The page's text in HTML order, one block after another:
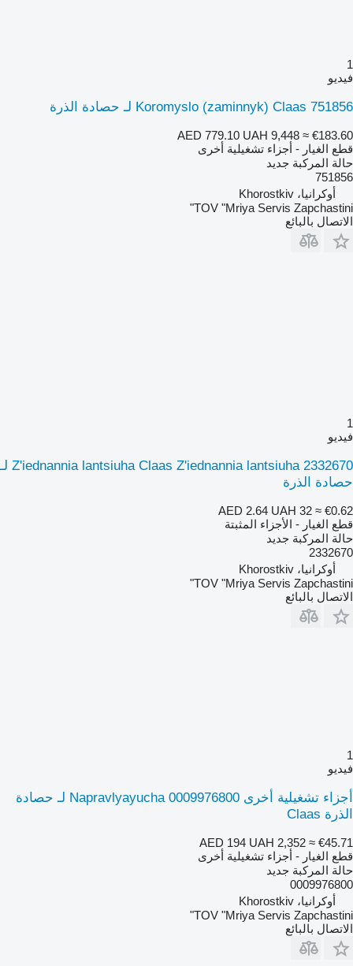
1
فيديو
Koromyslo (zaminnyk) Claas 751856 لـ حصادة الذرة
AED 779.10 UAH 9,448 ≈ €183.60
قطع الغيار - أجزاء تشغيلية أخرى
حالة المركبة جديد
751856
أوكرانيا، Khorostkiv
TOV "Mriya Servis Zapchastini"
الاتصال بالبائع
1
فيديو
Z'iednannia lantsiuha Claas Z'iednannia lantsiuha 2332670 لـ
حصادة الذرة
AED 2.64 UAH 32 ≈ €0.62
قطع الغيار - الأجزاء المثبتة
حالة المركبة جديد
2332670
أوكرانيا، Khorostkiv
TOV "Mriya Servis Zapchastini"
الاتصال بالبائع
1
فيديو
أجزاء تشغيلية أخرى Napravlyayucha 0009976800 لـ حصادة
الذرة Claas
AED 194 UAH 2,352 ≈ €45.71
قطع الغيار - أجزاء تشغيلية أخرى
حالة المركبة جديد
0009976800
أوكرانيا، Khorostkiv
TOV "Mriya Servis Zapchastini"
الاتصال بالبائع